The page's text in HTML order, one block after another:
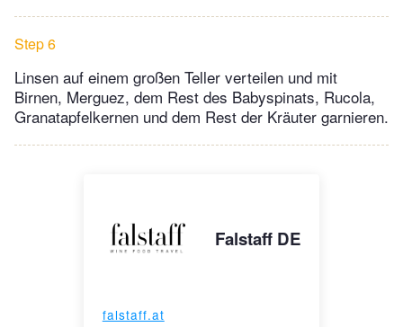
Step 6
Linsen auf einem großen Teller verteilen und mit
Birnen, Merguez, dem Rest des Babyspinats, Rucola,
Granatapfelkernen und dem Rest der Kräuter garnieren.
Falstaff DE
falstaff.at